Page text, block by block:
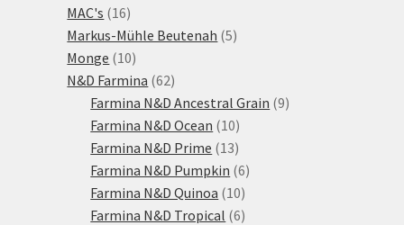
MAC's 1616
produktů
Markus-Mühle Beutenah 55
Monge 1010
produktů
N&D Farmina 6262
produktů
Farmina N&D Ancestral Grain 99
Farmina N&D Ocean 1010
produktů
Farmina N&D Prime 1313
produktů
Farmina N&D Pumpkin 66
Farmina N&D Quinoa 1010
produktů
Farmina N&D Tropical 66